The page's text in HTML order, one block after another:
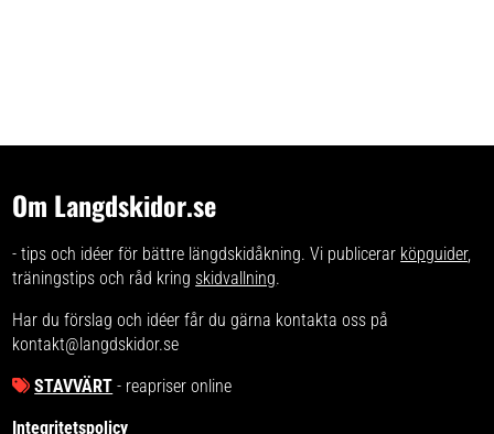
Om Langdskidor.se
- tips och idéer för bättre längdskidåkning. Vi publicerar köpguider,
träningstips och råd kring skidvallning.
Har du förslag och idéer får du gärna kontakta oss på
kontakt@langdskidor.se
STAVVÄRT - reapriser online
Integritetspolicy